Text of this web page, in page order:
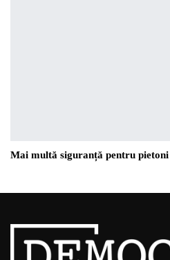
Mai multă siguranță pentru